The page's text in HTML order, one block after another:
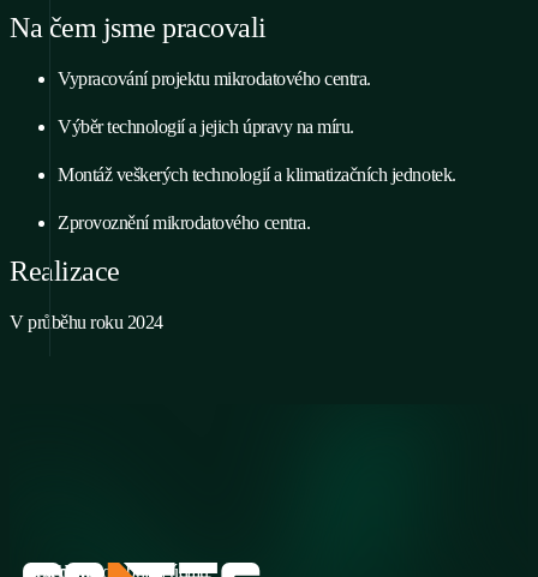
Na čem jsme pracovali
Vypracování projektu mikrodatového centra.
Výběr technologií a jejich úpravy na míru.
Montáž veškerých technologií a klimatizačních jednotek.
Zprovoznění mikrodatového centra.
Realizace
V průběhu roku 2024
Sledujte
Ochrana osobních údajů